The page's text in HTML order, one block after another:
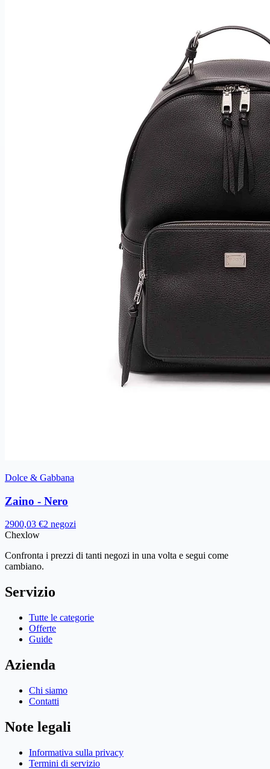
Dolce & Gabbana
Zaino - Nero
2900,03 €2 negozi
Chexlow
Confronta i prezzi di tanti negozi in una volta e segui come
cambiano.
Servizio
Tutte le categorie
Offerte
Guide
Azienda
Chi siamo
Contatti
Note legali
Informativa sulla privacy
Termini di servizio